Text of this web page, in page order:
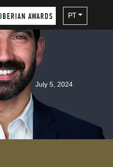
IBERIAN AWARDS PT
July 5, 2024